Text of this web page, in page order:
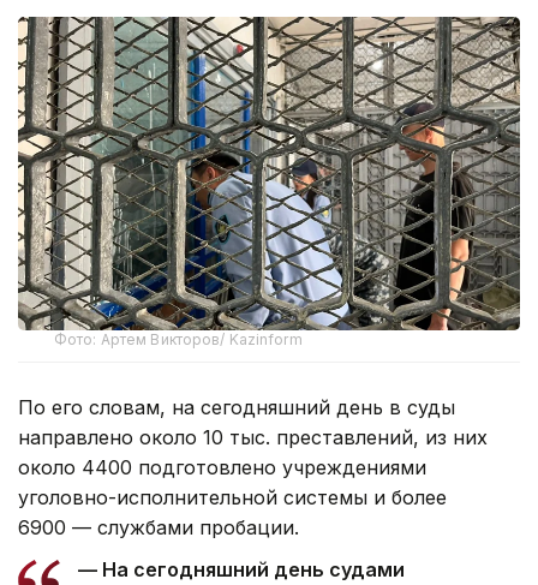
Фото: Артем Викторов/ Kazinform
По его словам, на сегодняшний день в суды
направлено около 10 тыс. преставлений, из них
около 4400 подготовлено учреждениями
уголовно-исполнительной системы и более
6900 — службами пробации.
— На сегодняшний день судами